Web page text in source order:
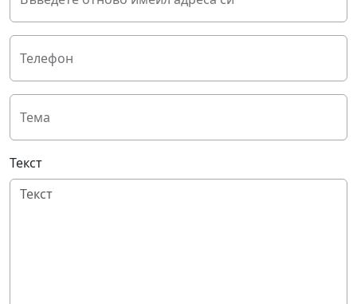
Телефон
Тема
Текст